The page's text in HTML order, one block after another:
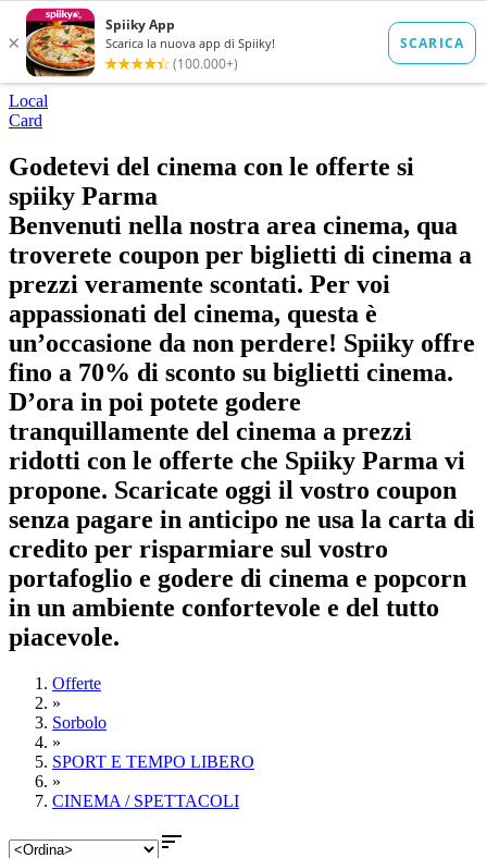
Local
Card
Godetevi del cinema con le offerte si
spiiky Parma
Benvenuti nella nostra area cinema, qua
troverete coupon per biglietti di cinema a
prezzi veramente scontati. Per voi
appassionati del cinema, questa è
un’occasione da non perdere! Spiiky offre
fino a 70% di sconto su biglietti cinema.
D’ora in poi potete godere
tranquillamente del cinema a prezzi
ridotti con le offerte che Spiiky Parma vi
propone. Scaricate oggi il vostro coupon
senza pagare in anticipo ne usa la carta di
credito per risparmiare sul vostro
portafoglio e godere di cinema e popcorn
in un ambiente confortevole e del tutto
piacevole.
Offerte
»
Sorbolo
»
SPORT E TEMPO LIBERO
»
CINEMA / SPETTACOLI
